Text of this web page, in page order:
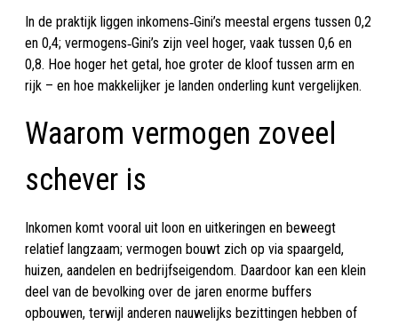
In de praktijk liggen inkomens‑Gini’s meestal ergens tussen 0,2
en 0,4; vermogens‑Gini’s zijn veel hoger, vaak tussen 0,6 en
0,8. Hoe hoger het getal, hoe groter de kloof tussen arm en
rijk – en hoe makkelijker je landen onderling kunt vergelijken.
Waarom vermogen zoveel
schever is
Inkomen komt vooral uit loon en uitkeringen en beweegt
relatief langzaam; vermogen bouwt zich op via spaargeld,
huizen, aandelen en bedrijfseigendom. Daardoor kan een klein
deel van de bevolking over de jaren enorme buffers
opbouwen, terwijl anderen nauwelijks bezittingen hebben of